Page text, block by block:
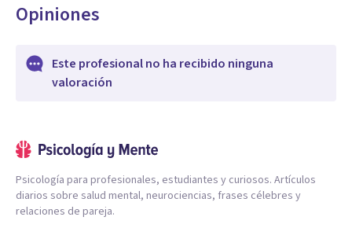
Opiniones
Este profesional no ha recibido ninguna
valoración
Psicología para profesionales, estudiantes y curiosos. Artículos
diarios sobre salud mental, neurociencias, frases célebres y
relaciones de pareja.